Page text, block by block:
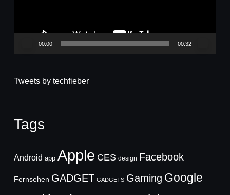
00:00 00:32
Tweets by techfieber
Tags
Android app Apple CES design Facebook
Fernsehen GADGET GADGETS Gaming Google